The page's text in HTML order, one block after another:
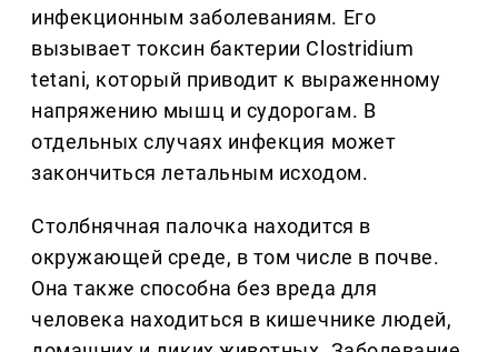
инфекционным заболеваниям. Его
вызывает токсин бактерии Clostridium
tetani, который приводит к выраженному
напряжению мышц и судорогам. В
отдельных случаях инфекция может
закончиться летальным исходом.
Столбнячная палочка находится в
окружающей среде, в том числе в почве.
Она также способна без вреда для
человека находиться в кишечнике людей,